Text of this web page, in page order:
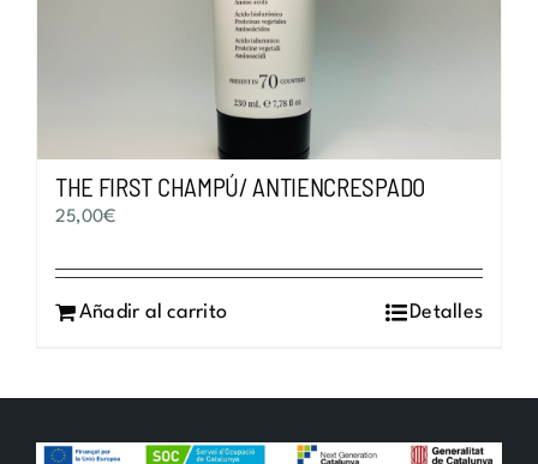
THE FIRST CHAMPÚ/ ANTIENCRESPADO
25,00€
Añadir al carrito Detalles